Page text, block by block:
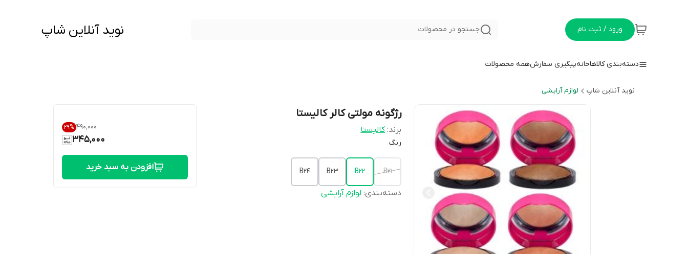
ورود / ثبت نام جستجو در محصولات نوید آنلاین شاپ
دسته‌بندی کالاهاخانهپیگیری سفارشهمه محصولات
نوید آنلاین شاپ لوازم آرایشی
رژگونه مولتی کالر کالیستا
برند: کالیستا
رنگ
B21
B22
B23
B24
دسته‌بندی:لوازم آرایشی
۴۹۰٬۰۰۰ 29%
345,000
افزودن به سبد خرید